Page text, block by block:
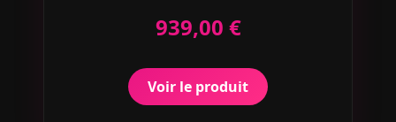
939,00 €
Voir le produit